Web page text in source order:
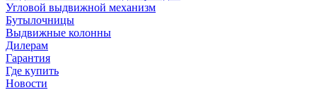
Угловой выдвижной механизм
Бутылочницы
Выдвижные колонны
Дилерам
Гарантия
Где купить
Новости